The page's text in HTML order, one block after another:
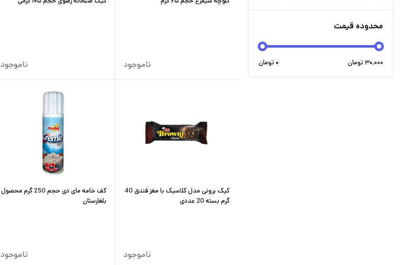
محدوده قیمت
۳۰,۰۰۰ تومان ۰ تومان ناموجود ناموجود
کیک برونی مدل کلاسیک با مغز فندق 40
گرم بسته 20 عددی
ناموجود
کف خامه مای دی حجم 250 گرم محصول
بلغارستان
ناموجود